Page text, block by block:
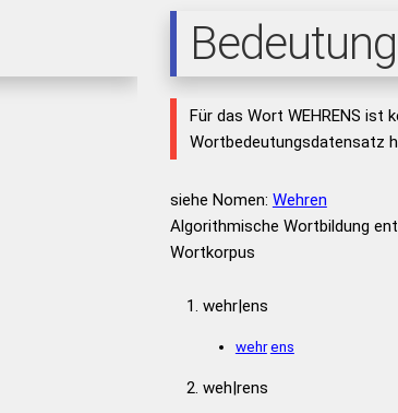
Bedeutung
Für das Wort WEHRENS ist
Wortbedeutungsdatensatz
siehe Nomen: Wehren
Algorithmische Wortbildung
Wortkorpus
wehr|ens
wehrens
weh|rens